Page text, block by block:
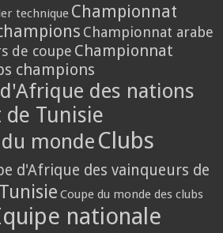
technique Championnat
Championnat arabe
de coupe Championnat
champions
des nations
Tunisie
monde Clubs
d'Afrique des vainqueurs de
Coupe du monde des clubs
nationale